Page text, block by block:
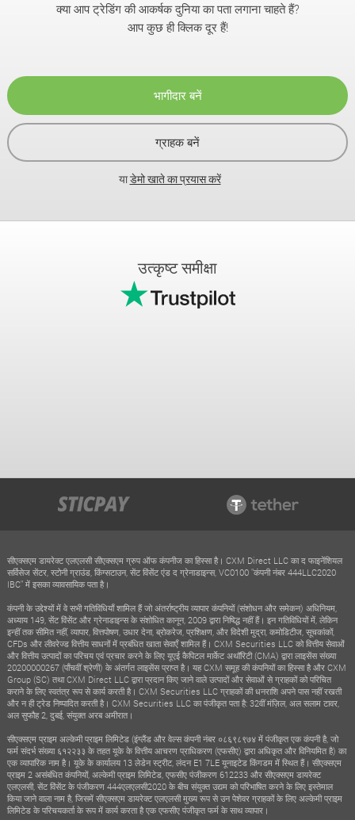
क्या आप ट्रेडिंग की आकर्षक दुनिया का पता लगाना चाहते हैं?
आप कुछ ही क्लिक दूर हैं!
भागीदार बनें
ग्राहक बनें
याडेमो खाते का प्रयास करें
उत्कृष्ट समीक्षा
सीएक्सएम डायरेक्ट एलएलसी सीएक्सएम ग्रुप ऑफ कंपनीज का हिस्सा है। CXM Direct LLC का द फाइनेंशियल
सर्विसेज सेंटर, स्टोनी ग्राउंड, किंग्सटाउन, सेंट विंसेंट एंड द ग्रेनाडाइन्स, VC0100 "कंपनी नंबर 444LLC2020
IBC" में इसका व्यावसायिक पता है।
कंपनी के उद्देश्यों में वे सभी गतिविधियाँ शामिल हैं जो अंतर्राष्ट्रीय व्यापार कंपनियों (संशोधन और समेकन) अधिनियम,
अध्याय 149, सेंट विंसेंट और ग्रेनाडाइन्स के संशोधित कानून, 2009 द्वारा निषिद्ध नहीं हैं। इन गतिविधियों में, लेकिन
इन्हीं तक सीमित नहीं, व्यापार, वित्तपोषण, उधार देना, ब्रोकरेज, प्रशिक्षण, और विदेशी मुद्रा, कमोडिटीज, सूचकांकों,
CFDs और लीवरेज्ड वित्तीय साधनों में प्रबंधित खाता सेवाएँ शामिल हैं। CXM Securities LLC को वित्तीय सेवाओं
और वित्तीय उत्पादों का परिचय एवं प्रचार करने के लिए यूएई कैपिटल मार्केट अथॉरिटी (CMA) द्वारा लाइसेंस संख्या
20200000267 (पाँचवीं श्रेणी) के अंतर्गत लाइसेंस प्राप्त है। यह CXM समूह की कंपनियों का हिस्सा है और CXM
Group (SC) तथा CXM Direct LLC द्वारा प्रदान किए जाने वाले उत्पादों और सेवाओं से ग्राहकों को परिचित
कराने के लिए स्वतंत्र रूप से कार्य करती है। CXM Securities LLC ग्राहकों की धनराशि अपने पास नहीं रखती
और न ही ट्रेड निष्पादित करती है। CXM Securities LLC का पंजीकृत पता है: 32वीं मंज़िल, अल सलाम टावर,
अल सुफौह 2, दुबई, संयुक्त अरब अमीरात।
सीएक्सएम प्राइम अल्केमी प्राइम लिमिटेड (इंग्लैंड और वेल्स कंपनी नंबर ०८६९८९७४ में पंजीकृत एक कंपनी है, जो
फर्म संदर्भ संख्या ६१२२३३ के तहत यूके के वित्तीय आचरण प्राधिकरण (एफसीए) द्वारा अधिकृत और विनियमित है) का
एक व्यापारिक नाम है। यूके के कार्यालय 13 लेडेन स्ट्रीट, लंदन E1 7LE यूनाइटेड किंगडम में स्थित हैं। सीएक्सएम
प्राइम 2 असंबंधित कंपनियों, अल्केमी प्राइम लिमिटेड, एफसीए पंजीकरण 612233 और सीएक्सएम डायरेक्ट
एलएलसी, सेंट विंसेंट के पंजीकरण 444एलएलसी2020 के बीच संयुक्त उद्यम को परिभाषित करने के लिए इस्तेमाल
किया जाने वाला नाम है, जिसमें सीएक्सएम डायरेक्ट एलएलसी मुख्य रूप से उन पेशेवर ग्राहकों के लिए अल्केमी प्राइम
लिमिटेड के परिचयकर्ता के रूप में कार्य करता है एक एफसीए पंजीकृत फर्म के साथ व्यापार।